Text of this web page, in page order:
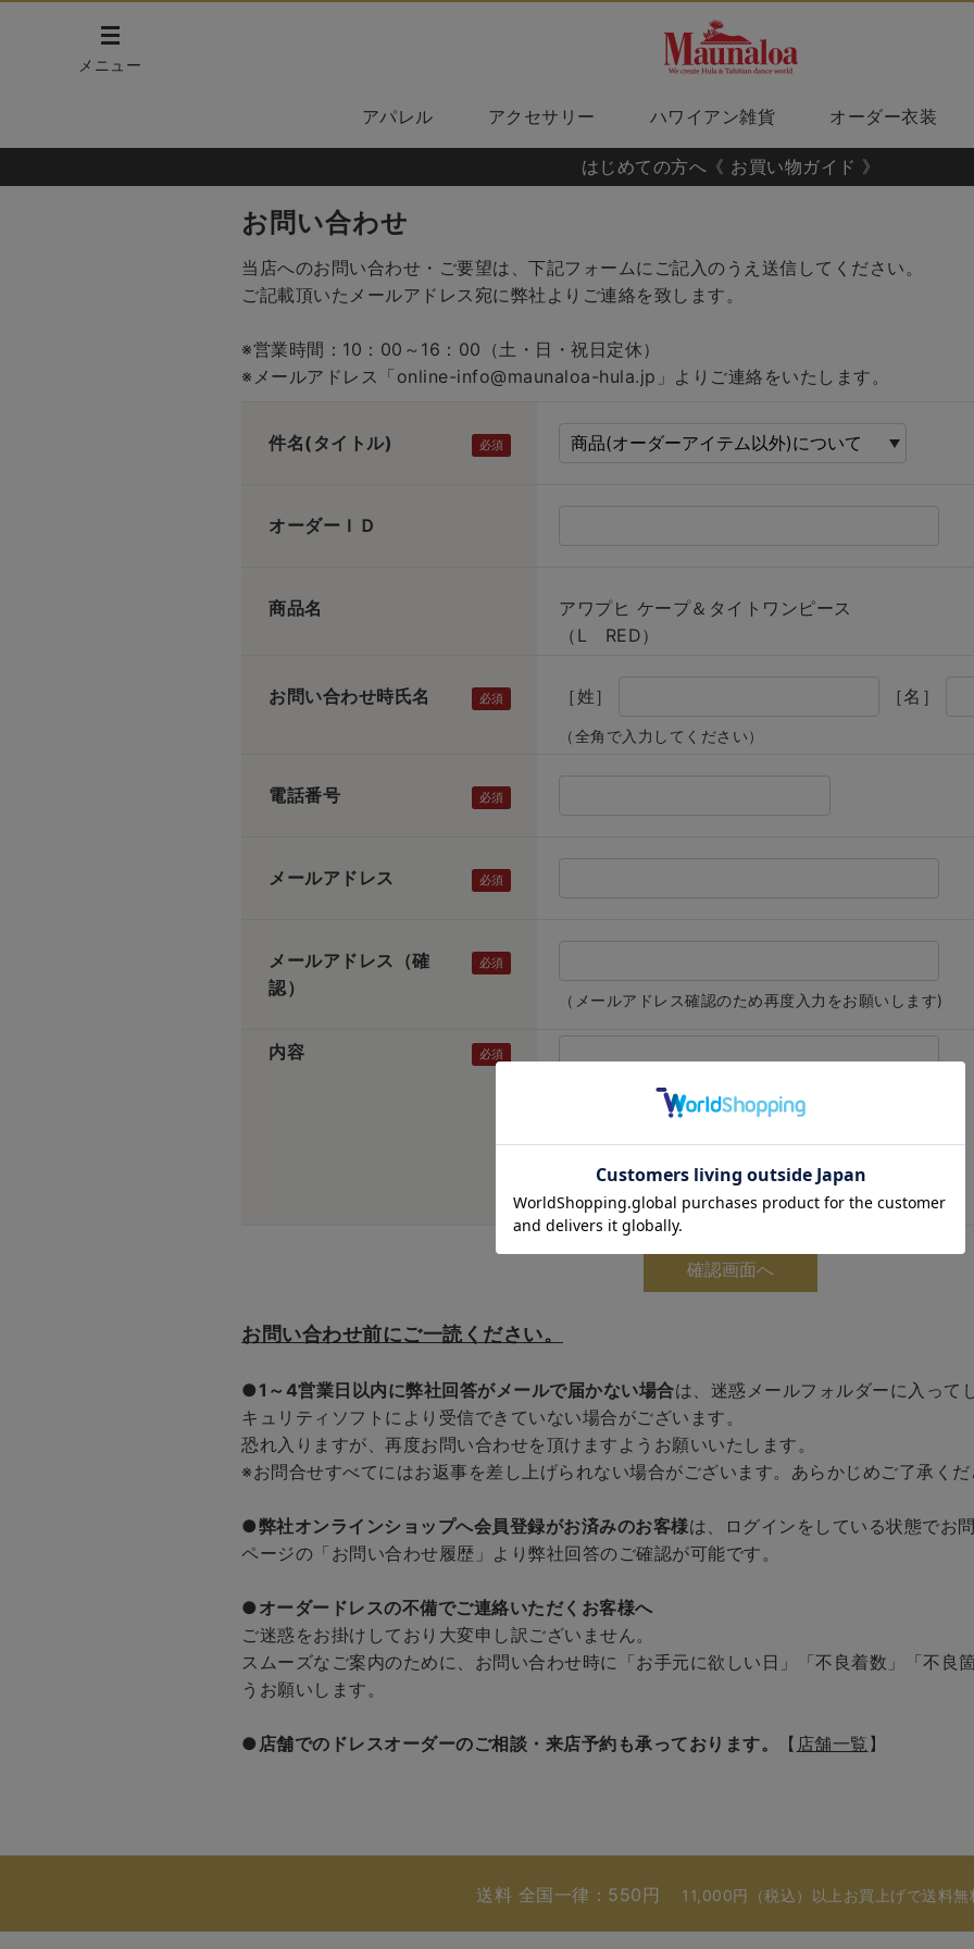
メニュー
アパレル アクセサリー ハワイアン雑貨 オーダー衣装
はじめての方へ《 お買い物ガイド 》
お問い合わせ
当店へのお問い合わせ・ご要望は、下記フォームにご記入のうえ送信してください。
ご記載頂いたメールアドレス宛に弊社よりご連絡を致します。
※営業時間：10：00～16：00（土・日・祝日定休）
※メールアドレス「online-info@maunaloa-hula.jp」よりご連絡をいたします。
件名(タイトル)
オーダーＩＤ
商品名
アワプヒ ケープ＆タイトワンピース
（L RED）
お問い合わせ時氏名 ［姓］ ［名］
（全角で入力してください）
電話番号
メールアドレス
メールアドレス（確
認）
（メールアドレス確認のため再度入力をお願いします)
内容
お問い合わせ前にご一読ください。
●1～4営業日以内に弊社回答がメールで届かない場合は、迷惑メールフォルダーに入って
キュリティソフトにより受信できていない場合がございます。
恐れ入りますが、再度お問い合わせを頂けますようお願いいたします。
※お問合せすべてにはお返事を差し上げられない場合がございます。あらかじめご了承くだ
●弊社オンラインショップへ会員登録がお済みのお客様は、ログインをしている状態でお
ページの「お問い合わせ履歴」より弊社回答のご確認が可能です。
● オーダードレスの不備でご連絡いただくお客様へ
ご迷惑をお掛けしており大変申し訳ございません。
スムーズなご案内のために、お問い合わせ時に「お手元に欲しい日」「不良着数」「不良
うお願いします。
● 店舗でのドレスオーダーのご相談・来店予約も承っております。 【 店舗一覧 】
送料 全国一律：550円 11,000円（税込）以上お買上げで送料無